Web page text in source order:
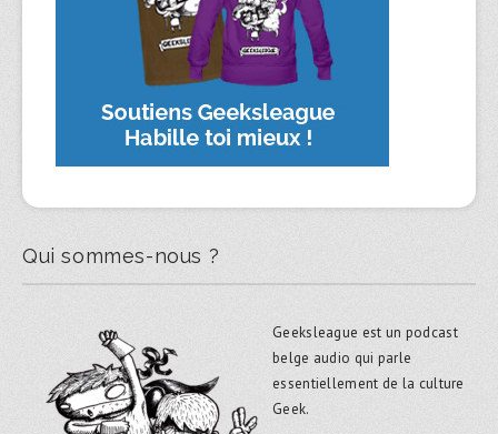
Qui sommes-nous ?
Geeksleague est un podcast
belge audio qui parle
essentiellement de la culture
Geek.